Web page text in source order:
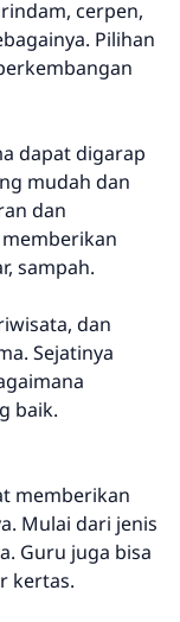
cerpen,
Pilihan
dapat digarap
mudah dan
dan
sampah.
dan
Sejatinya
baik.
memberikan
Mulai dari jenis
Guru juga bisa
kertas.